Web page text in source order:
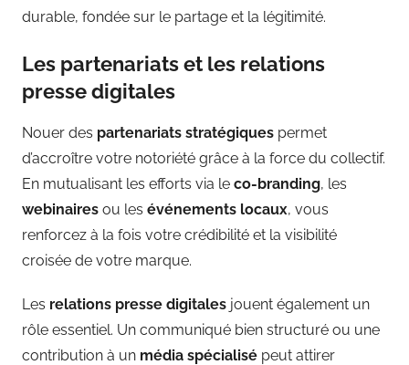
durable, fondée sur le partage et la légitimité.
Les partenariats et les relations
presse digitales
Nouer des partenariats stratégiques permet
d’accroître votre notoriété grâce à la force du collectif.
En mutualisant les efforts via le co-branding, les
webinaires ou les événements locaux, vous
renforcez à la fois votre crédibilité et la visibilité
croisée de votre marque.
Les relations presse digitales jouent également un
rôle essentiel. Un communiqué bien structuré ou une
contribution à un média spécialisé peut attirer